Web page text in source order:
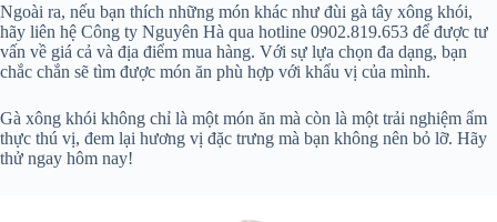
Ngoài ra, nếu bạn thích những món khác như đùi gà tây xông khói,
hãy liên hệ Công ty Nguyên Hà qua hotline 0902.819.653 để được tư
vấn về giá cả và địa điểm mua hàng. Với sự lựa chọn đa dạng, bạn
chắc chắn sẽ tìm được món ăn phù hợp với khẩu vị của mình.
Gà xông khói không chỉ là một món ăn mà còn là một trải nghiệm ẩm
thực thú vị, đem lại hương vị đặc trưng mà bạn không nên bỏ lỡ. Hãy
thử ngay hôm nay!